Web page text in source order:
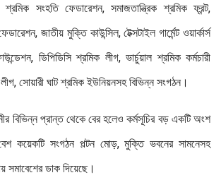
শ্রমিক সংহতি ফেডারেশন, সমাজতান্ত্রিক শ্রমিক ফ্রন্ট,
জাতীয় মুক্তি কাউন্সিল, টেক্সটাইল গার্মেন্ট ওয়ার্কার্স
ডিপিডিসি শ্রমিক লীগ, ভার্চুয়াল শ্রমিক কর্মচারী
সোয়ারী ঘাট শ্রমিক ইউনিয়নসহ বিভিন্ন সংগঠন।
বিভিন্ন প্রান্ত থেকে বের হলেও কর্মসূচির বড় একটি অংশ
কয়েকটি সংগঠন পল্টন মোড়, মুক্তি ভবনের সামনেসহ
সমাবেশের ডাক দিয়েছে।